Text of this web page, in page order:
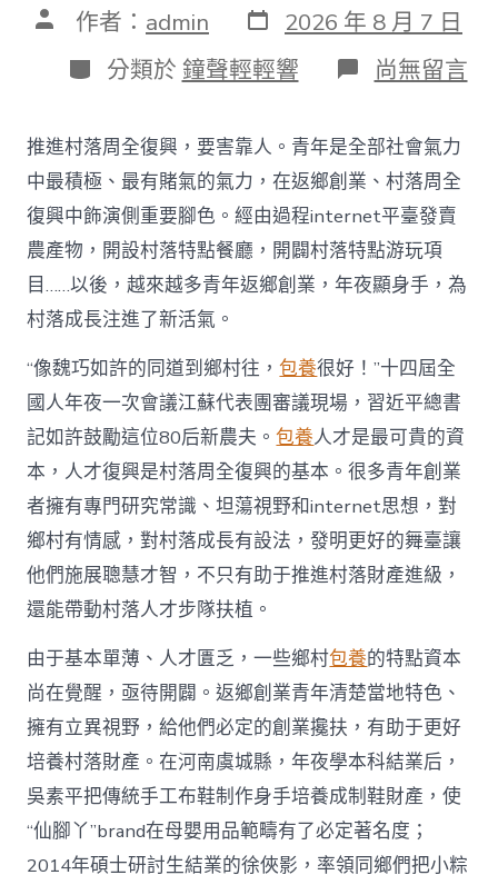
文 作者： admin 發
表
日
期
2026 年 8 月 7 日
分
類
分類於 鐘聲輕輕響 在
〈為
落
財
產
復
興
注
進
人
水
甜
心
寶
物
查
包
養
網
_
中
中
尚無留言
推進村落周全復興，要害靠人。青年是全部社會氣力
中最積極、最有賭氣的氣力，在返鄉創業、村落周全
復興中飾演側重要腳色。經由過程internet平臺發賣
農產物，開設村落特點餐廳，開闢村落特點游玩項
目……以後，越來越多青年返鄉創業，年夜顯身手，為
村落成長注進了新活氣。
“像魏巧如許的同道到鄉村往，包養很好！”十四屆全
國人年夜一次會議江蘇代表團審議現場，習近平總書
記如許鼓勵這位80后新農夫。包養人才是最可貴的資
本，人才復興是村落周全復興的基本。很多青年創業
者擁有專門研究常識、坦蕩視野和internet思想，對
鄉村有情感，對村落成長有設法，發明更好的舞臺讓
他們施展聰慧才智，不只有助于推進村落財產進級，
還能帶動村落人才步隊扶植。
由于基本單薄、人才匱乏，一些鄉村包養的特點資本
尚在覺醒，亟待開闢。返鄉創業青年清楚當地特色、
擁有立異視野，給他們必定的創業攙扶，有助于更好
培養村落財產。在河南虞城縣，年夜學本科結業后，
吳素平把傳統手工布鞋制作身手培養成制鞋財產，使
“仙腳丫”brand在母嬰用品範疇有了必定著名度；
2014年碩士研討生結業的徐俠影，率領同鄉們把小粽